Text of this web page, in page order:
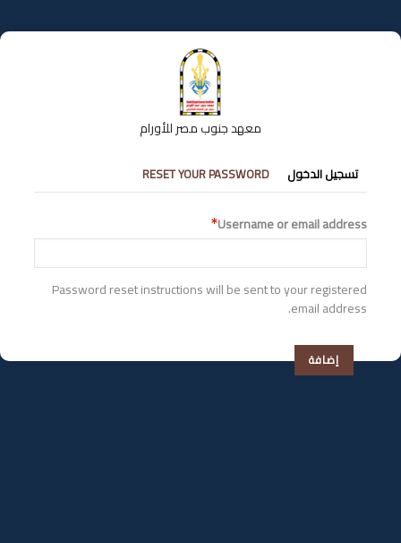
إلى
المحتوى
معهد جنوب مصر للأورام
التبويبات
الأساسية
تسجيل الدخول RESET YOUR PASSWORD
Username or email address
Password reset instructions will be sent to your registered
email address.